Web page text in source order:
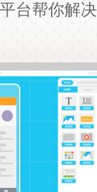
台帮你解决